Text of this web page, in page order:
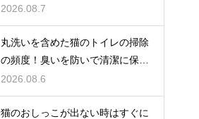
魔法
2026.08.7
丸洗いを含めた猫のトイレの掃除
の頻度！臭いを防いで清潔に保つ
コツ
2026.08.6
猫のおしっこが出ない時はすぐに